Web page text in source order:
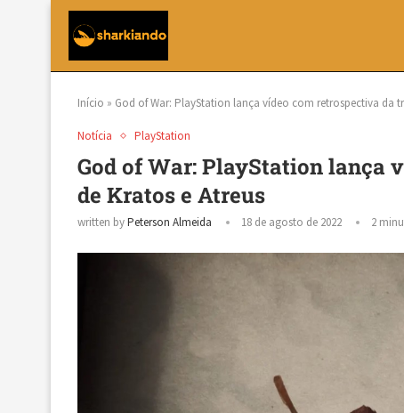
Início » God of War: PlayStation lança vídeo com retrospectiva da
Notícia PlayStation
God of War: PlayStation lança
de Kratos e Atreus
written byPeterson Almeida 18 de agosto de 2022 2